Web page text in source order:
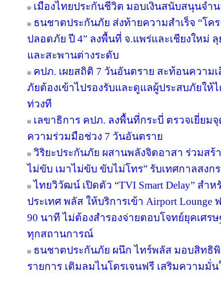
เมืองไทยประกันชีวิต มอบเงินสนับสนุนจำน
ธนชาตประกันภัย ส่งท้ายความสำเร็จ “โค
ปลอดภัย ปี 4” ลงพื้นที่ จ.แพร่และเชียงใหม่
และสะพานต่างระดับ
คปภ. เผยสถิติ 7 วันอันตราย สะท้อนความ
ภัยต้องเข้าไปรองรับและดูแลผู้ประสบภัยให้
ท่วงที
เลขาธิการ คปภ. ลงพื้นที่กระบี่ ตรวจเยี่ย
ความร่วมมือช่วง 7 วันอันตราย
วิริยะประกันภัย ผสานพลังจิตอาสา ร่วมส
ไม่ขับ เมาไม่ขับ ขับไม่โทร” รับเทศกาลสงก
ไทยวิวัฒน์ เปิดตัว “TVI Smart Delay” สำ
ประเทศ พลัส ให้บริการเข้า Airport
90 นาที ไม่ต้องสำรองจ่ายตอบโจทย์ยุคเศ
ทุกสถานการณ์
ธนชาตประกันภัย ผนึก ไทร์พลัส มอบสิทธิ
รายการ เติมลมไนโตรเจนฟรี เสริมความมั่